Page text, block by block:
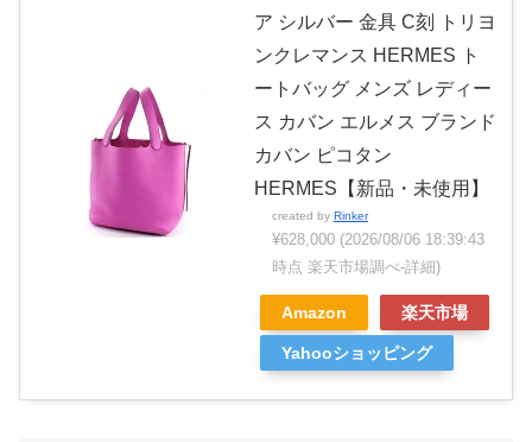
ア シルバー 金具 C刻 トリヨ
ンクレマンス HERMES ト
ートバッグ メンズ レディー
ス カバン エルメス ブランド
カバン ピコタン
HERMES【新品・未使用】
created by Rinker
¥628,000 (2026/08/06 18:39:43
時点 楽天市場調べ-詳細)
Amazon 楽天市場
Yahooショッピング